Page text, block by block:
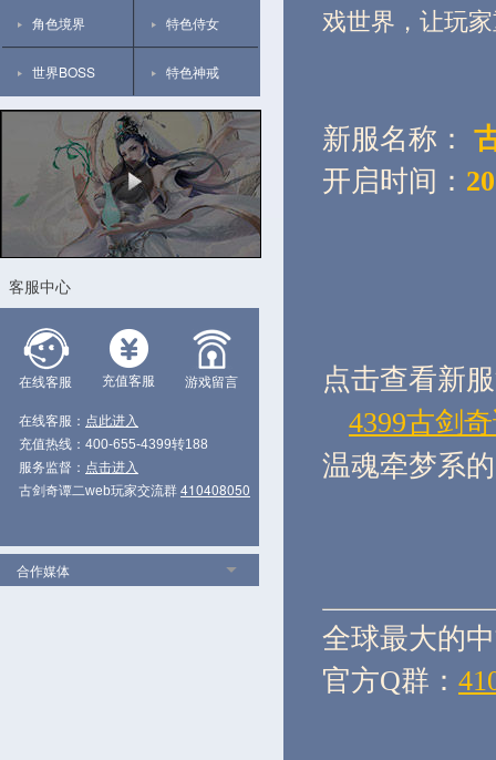
角色境界 特色侍女
世界BOSS 特色神戒
客服中心
在线客服 充值客服 游戏留言
在线客服： 点此进入
充值热线：400-655-4399转188
服务监督： 点击进入
古剑奇谭二web玩家交流群 410408050
合作媒体
戏世界，让玩
新服名称：
开启时间：
点击查看新
4399古剑
温魂牵梦系
全球最大的
官方Q群：